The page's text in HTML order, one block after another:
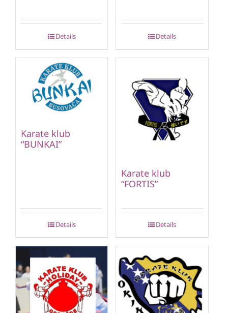
Details Details
Karate klub
“BUNKAI”
Details
Karate klub
“FORTIS”
Details